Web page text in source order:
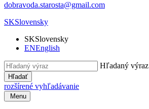
dobravoda.starosta@gmail.com
SKSlovensky
SKSlovensky
ENEnglish
Hľadaný výraz
Hľadať
rozšírené vyhľadávanie
Menu